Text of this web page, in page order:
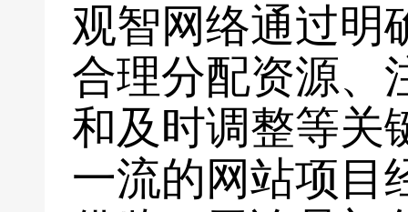
观智网络通过明
合理分配资源、
和及时调整等关
一流的网站项目